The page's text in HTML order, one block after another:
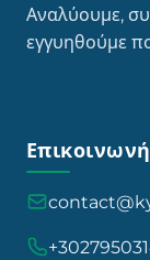
Αναλύουμε,
εγγυηθούμε